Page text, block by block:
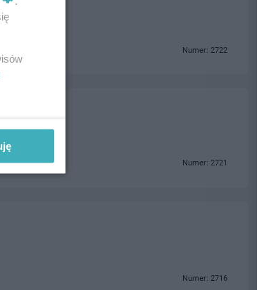
Numer: 2722
Numer: 2721
Numer: 2716